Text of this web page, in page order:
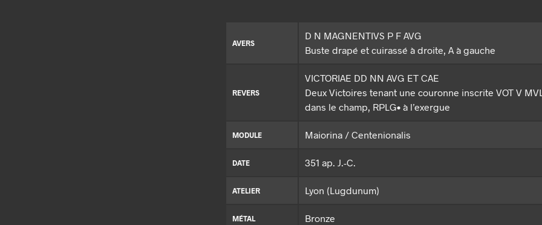
AVERS
D N MAGNENTIVS P F AVG
Buste drapé et cuirassé à droite, A à gauche
REVERS
VICTORIAE DD NN AVG ET CAE
Deux Victoires tenant une couronne inscrite VOT V
dans le champ, RPLG• à l’exergue
MODULE Maiorina / Centenionalis
DATE 351 ap. J.-C.
ATELIER Lyon (Lugdunum)
MÉTAL Bronze